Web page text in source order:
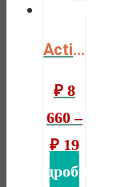
Active
₽8
660–
₽19
850